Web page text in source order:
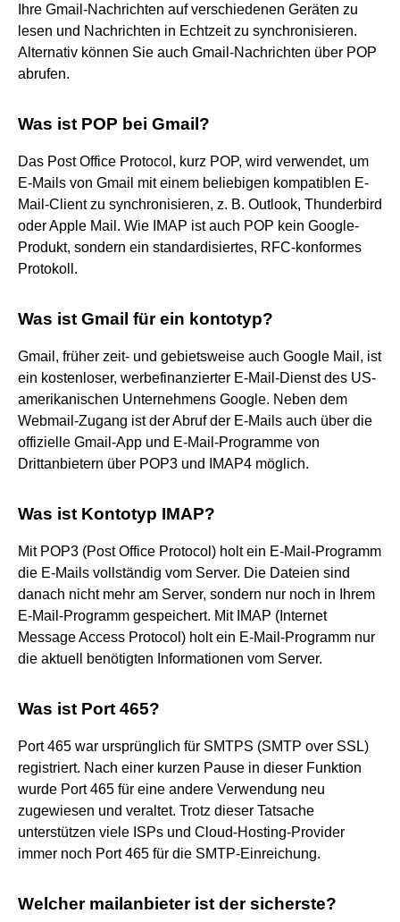
Ihre Gmail-Nachrichten auf verschiedenen Geräten zu
lesen und Nachrichten in Echtzeit zu synchronisieren.
Alternativ können Sie auch Gmail-Nachrichten über POP
abrufen.
Was ist POP bei Gmail?
Das Post Office Protocol, kurz POP, wird verwendet, um
E-Mails von Gmail mit einem beliebigen kompatiblen E-
Mail-Client zu synchronisieren, z. B. Outlook, Thunderbird
oder Apple Mail. Wie IMAP ist auch POP kein Google-
Produkt, sondern ein standardisiertes, RFC-konformes
Protokoll.
Was ist Gmail für ein kontotyp?
Gmail, früher zeit- und gebietsweise auch Google Mail, ist
ein kostenloser, werbefinanzierter E-Mail-Dienst des US-
amerikanischen Unternehmens Google. Neben dem
Webmail-Zugang ist der Abruf der E-Mails auch über die
offizielle Gmail-App und E-Mail-Programme von
Drittanbietern über POP3 und IMAP4 möglich.
Was ist Kontotyp IMAP?
Mit POP3 (Post Office Protocol) holt ein E-Mail-Programm
die E-Mails vollständig vom Server. Die Dateien sind
danach nicht mehr am Server, sondern nur noch in Ihrem
E-Mail-Programm gespeichert. Mit IMAP (Internet
Message Access Protocol) holt ein E-Mail-Programm nur
die aktuell benötigten Informationen vom Server.
Was ist Port 465?
Port 465 war ursprünglich für SMTPS (SMTP over SSL)
registriert. Nach einer kurzen Pause in dieser Funktion
wurde Port 465 für eine andere Verwendung neu
zugewiesen und veraltet. Trotz dieser Tatsache
unterstützen viele ISPs und Cloud-Hosting-Provider
immer noch Port 465 für die SMTP-Einreichung.
Welcher mailanbieter ist der sicherste?